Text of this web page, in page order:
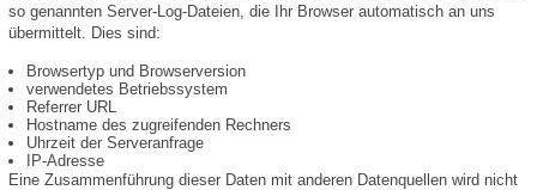
so genannten Server-Log-Dateien, die Ihr Browser automatisch an uns
übermittelt. Dies sind:
Browsertyp und Browserversion
verwendetes Betriebssystem
Referrer URL
Hostname des zugreifenden Rechners
Uhrzeit der Serveranfrage
IP-Adresse
Eine Zusammenführung dieser Daten mit anderen Datenquellen wird nicht